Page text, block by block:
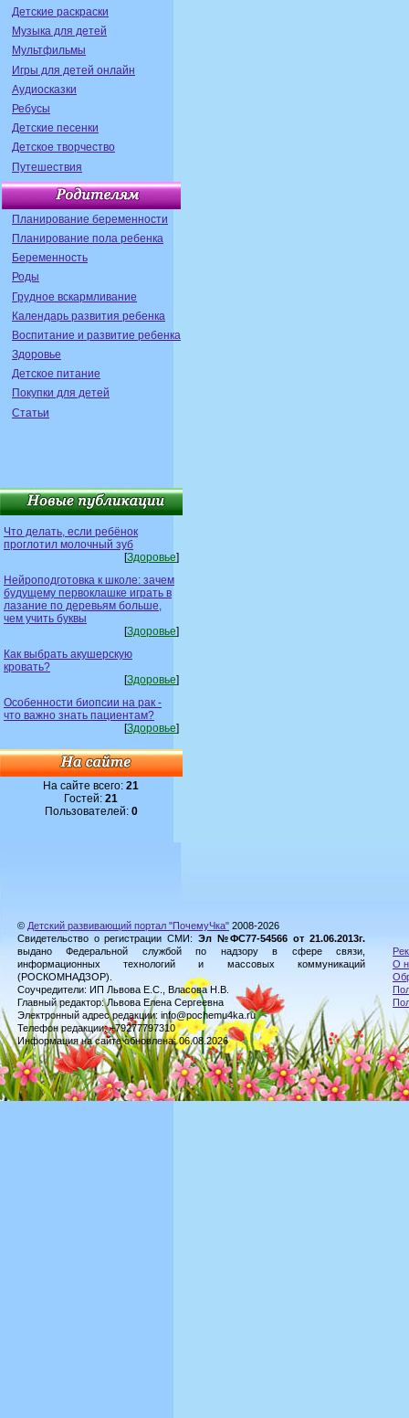
Детские раскраски
Музыка для детей
Мультфильмы
Игры для детей онлайн
Аудиосказки
Ребусы
Детские песенки
Детское творчество
Путешествия
Планирование беременности
Планирование пола ребенка
Беременность
Роды
Грудное вскармливание
Календарь развития ребенка
Воспитание и развитие ребенка
Здоровье
Детское питание
Покупки для детей
Статьи
Что делать, если ребёнок
проглотил молочный зуб
[Здоровье]
Нейроподготовка к школе: зачем
будущему первоклашке играть в
лазание по деревьям больше,
чем учить буквы
[Здоровье]
Как выбрать акушерскую
кровать?
[Здоровье]
Особенности биопсии на рак -
что важно знать пациентам?
[Здоровье]
На сайте всего:21
Гостей:21
Пользователей: 0
© Детский развивающий портал "ПочемуЧка" 2008-2026
Свидетельство о регистрации СМИ: Эл №ФС77-54566 от 21.06.2013г.
выдано Федеральной службой по надзору в сфере связи,
информационных технологий и массовых коммуникаций
(РОСКОМНАДЗОР).
Соучредители: ИП Львова Е.С., Власова Н.В.
Главный редактор: Львова Елена Сергеевна
Электронный адрес редакции: info@pochemu4ka.ru
Телефон редакции: +79277797310
Информация на сайте обновлена: 06.08.2026
О